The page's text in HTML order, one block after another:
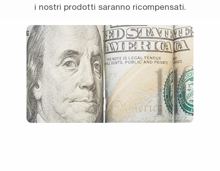
i nostri prodotti saranno ricompensati.